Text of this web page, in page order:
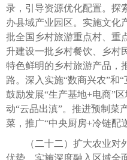
录，引导资源优化配置。探
办县域产业园区。实施文化
批全国乡村旅游重点村、重
升建设一批乡村餐饮、乡村
特色鲜明的乡村旅游产品，
路。深入实施“数商兴农”和
鼓励发展“生产基地+电商”
动“云品出滇”。推进预制菜
菜，推广“中央厨房+冷链配
（二十二）扩大农业对
优势，实施深度融入区域全